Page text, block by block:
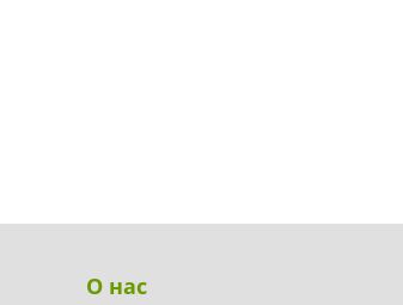
О нас